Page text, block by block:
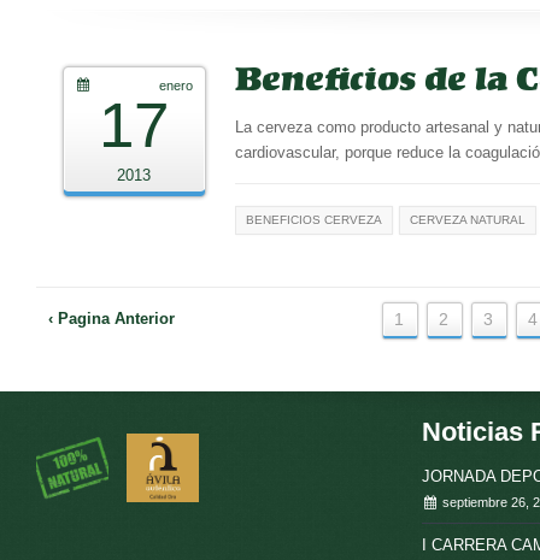
17
enero
2013
Beneficios de la
La cerveza como producto artesanal y
cardiovascular, porque reduce la
BENEFICIOS CERVEZA CERVEZA NATURAL
‹ Pagina Anterior 1 2 3 4
Noticias
JORNADA
septiembre 26,
I CARRERA